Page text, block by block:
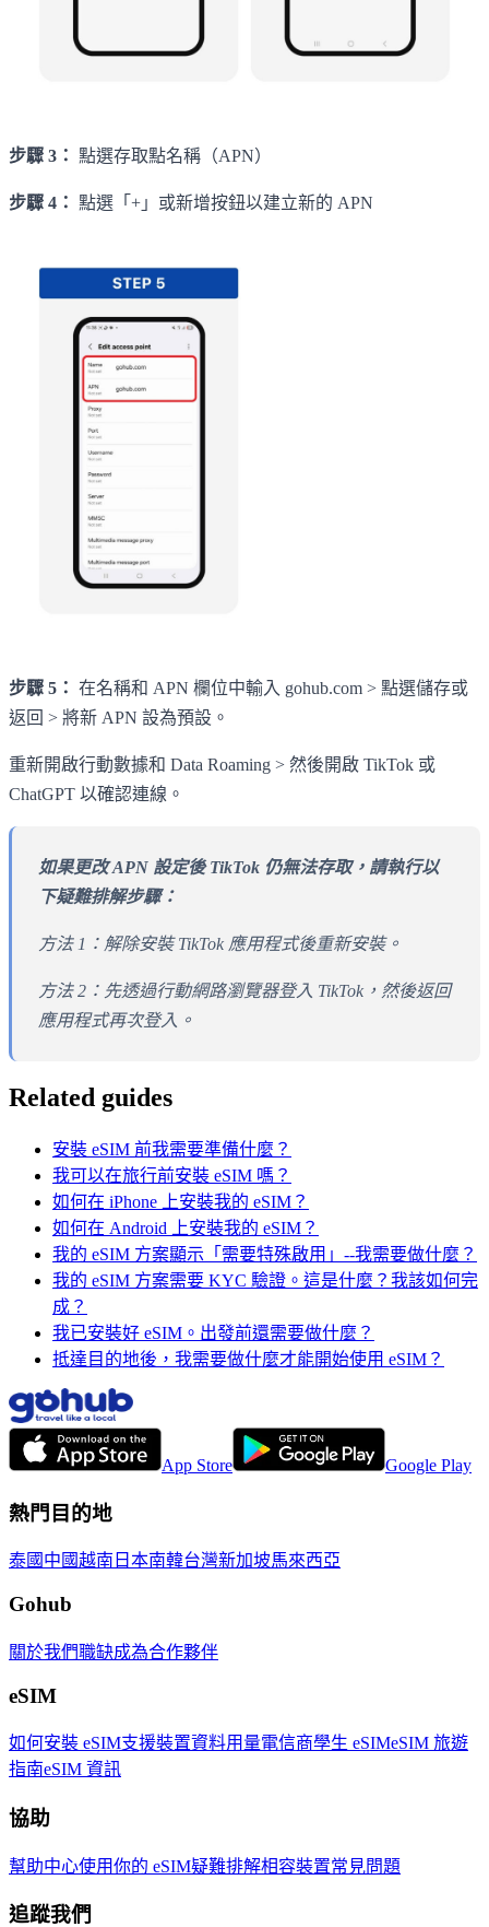
步驟 3： 點選存取點名稱（APN）
步驟 4： 點選「+」或新增按鈕以建立新的 APN
步驟 5： 在名稱和 APN 欄位中輸入 gohub.com > 點選儲存或
返回 > 將新 APN 設為預設。
重新開啟行動數據和 Data Roaming > 然後開啟 TikTok 或
ChatGPT 以確認連線。
如果更改 APN 設定後 TikTok 仍無法存取，請執行以
下疑難排解步驟：
方法 1：解除安裝 TikTok 應用程式後重新安裝。
方法 2：先透過行動網路瀏覽器登入 TikTok，然後返回
應用程式再次登入。
Related guides
安裝 eSIM 前我需要準備什麼？
我可以在旅行前安裝 eSIM 嗎？
如何在 iPhone 上安裝我的 eSIM？
如何在 Android 上安裝我的 eSIM？
我的 eSIM 方案顯示「需要特殊啟用」--我需要做什麼？
我的 eSIM 方案需要 KYC 驗證。這是什麼？我該如何完
成？
我已安裝好 eSIM。出發前還需要做什麼？
抵達目的地後，我需要做什麼才能開始使用 eSIM？
App Store Google Play
熱門目的地
泰國 中國越南 日本南韓台灣新加坡馬來西亞
Gohub
關於我們職缺成為合作夥伴
eSIM
如何安裝 eSIM支援裝置資料用量電信商學生 eSIMeSIM 旅遊
指南eSIM 資訊
協助
幫助中心使用你的 eSIM疑難排解相容裝置常見問題
追蹤我們